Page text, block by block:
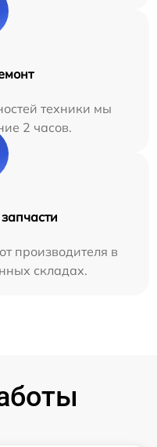
техники мы
2 часов.
производителя в
складах.